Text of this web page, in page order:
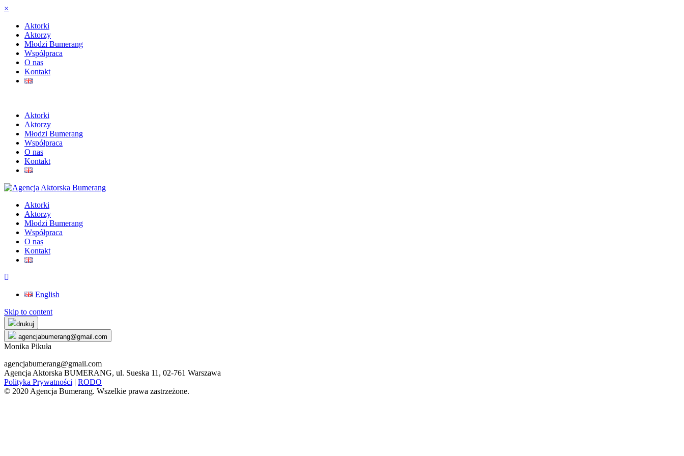
×
Aktorki
Aktorzy
Młodzi Bumerang
Współpraca
O nas
Kontakt
Aktorki
Aktorzy
Młodzi Bumerang
Współpraca
O nas
Kontakt
Aktorki
Aktorzy
Młodzi Bumerang
Współpraca
O nas
Kontakt
English
Skip to content
drukuj
agencjabumerang@gmail.com
Monika Pikuła
agencjabumerang@gmail.com
Agencja Aktorska BUMERANG, ul. Sueska 11, 02-761 Warszawa
Polityka Prywatności | RODO
© 2020 Agencja Bumerang. Wszelkie prawa zastrzeżone.